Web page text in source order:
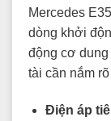
Mercedes
dòng khởi
động cơ
tài cần nắm
Điện áp